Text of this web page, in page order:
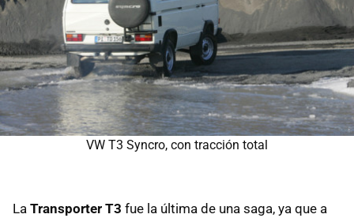
VW T3 Syncro, con tracción total
La Transporter T3 fue la última de una saga, ya que a